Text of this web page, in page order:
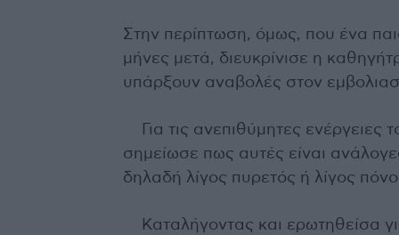
Στην περίπτωση, όμως, που ένα
μήνες μετά, διευκρίνισε η
υπάρξουν αναβολές στον
Για τις ανεπιθύμητες
σημείωσε πως αυτές είναι
δηλαδή λίγος πυρετός ή λίγος
Καταλήγοντας και ερωτηθείσα